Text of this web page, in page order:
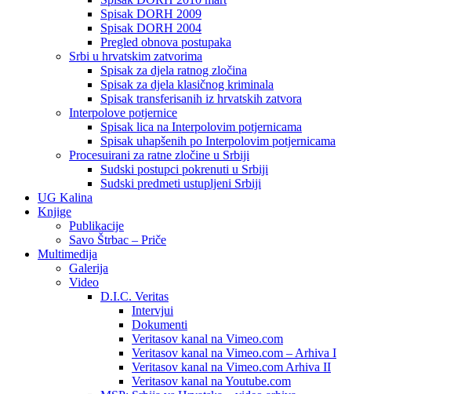
Spisak DORH 2009
Spisak DORH 2004
Pregled obnova postupaka
Srbi u hrvatskim zatvorima
Spisak za djela ratnog zločina
Spisak za djela klasičnog kriminala
Spisak transferisanih iz hrvatskih zatvora
Interpolove potjernice
Spisak lica na Interpolovim potjernicama
Spisak uhapšenih po Interpolovim potjernicama
Procesuirani za ratne zločine u Srbiji
Sudski postupci pokrenuti u Srbiji
Sudski predmeti ustupljeni Srbiji
UG Kalina
Knjige
Publikacije
Savo Štrbac – Priče
Multimedija
Galerija
Video
D.I.C. Veritas
Intervjui
Dokumenti
Veritasov kanal na Vimeo.com
Veritasov kanal na Vimeo.com – Arhiva I
Veritasov kanal na Vimeo.com Arhiva II
Veritasov kanal na Youtube.com